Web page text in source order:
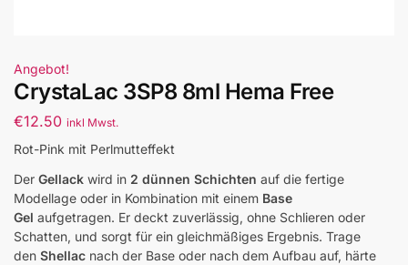
Angebot!
CrystaLac 3SP8 8ml Hema Free
€12.50 inkl Mwst.
Rot-Pink mit Perlmutteffekt
Der Gellack wird in 2 dünnen Schichten auf die fertige
Modellage oder in Kombination mit einem Base
Gel aufgetragen. Er deckt zuverlässig, ohne Schlieren oder
Schatten, und sorgt für ein gleichmäßiges Ergebnis. Trage
den Shellac nach der Base oder nach dem Aufbau auf, härte